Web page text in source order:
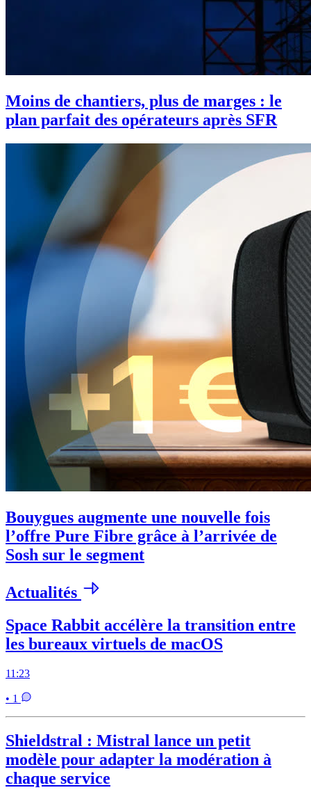
Moins de chantiers, plus de marges : le
plan parfait des opérateurs après SFR
Bouygues augmente une nouvelle fois
l’offre Pure Fibre grâce à l’arrivée de
Sosh sur le segment
Actualités
Space Rabbit accélère la transition entre
les bureaux virtuels de macOS
11:23
• 1
Shieldstral : Mistral lance un petit
modèle pour adapter la modération à
chaque service